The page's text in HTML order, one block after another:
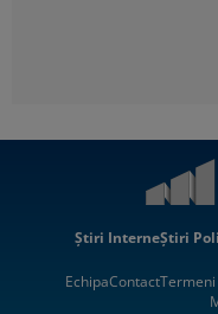
Știri InterneȘtiri
EchipaContactTermeni